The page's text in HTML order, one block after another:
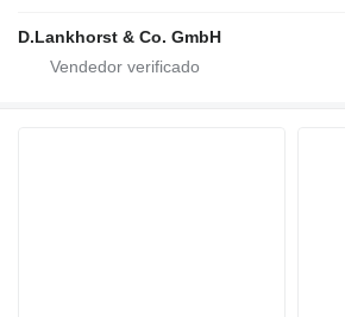
D.Lankhorst & Co. GmbH